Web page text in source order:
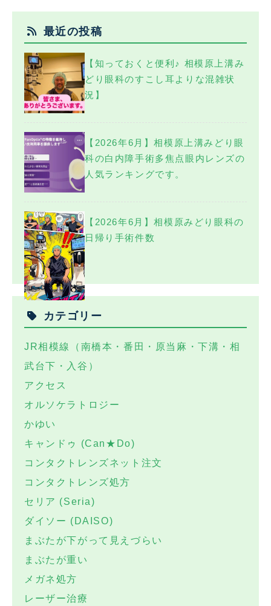
最近の投稿
【知っておくと便利♪ 相模原上溝み
どり眼科のすこし耳よりな混雑状
況】
【2026年6月】相模原上溝みどり眼
科の白内障手術多焦点眼内レンズの
人気ランキングです。
【2026年6月】相模原みどり眼科の
日帰り手術件数
カテゴリー
JR相模線（南橋本・番田・原当麻・下溝・相
武台下・入谷）
アクセス
オルソケラトロジー
かゆい
キャンドゥ (Can★Do)
コンタクトレンズネット注文
コンタクトレンズ処方
セリア (Seria)
ダイソー (DAISO)
まぶたが下がって見えづらい
まぶたが重い
メガネ処方
レーザー治療